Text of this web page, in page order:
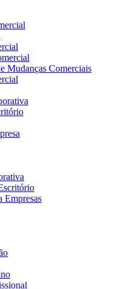
Mudanças Comerciais
Empresas